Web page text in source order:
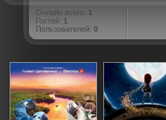
Онлайн всего: 1
Гостей: 1
Пользователей: 0